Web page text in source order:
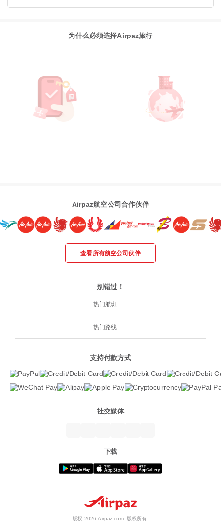
为什么必须选择Airpaz旅行
Airpaz航空公司合作伙伴
查看所有航空公司伙伴
别错过！
热门航班
热门路线
支持付款方式
社交媒体
下载
版权 2026 Airpaz.com. 版权所有.